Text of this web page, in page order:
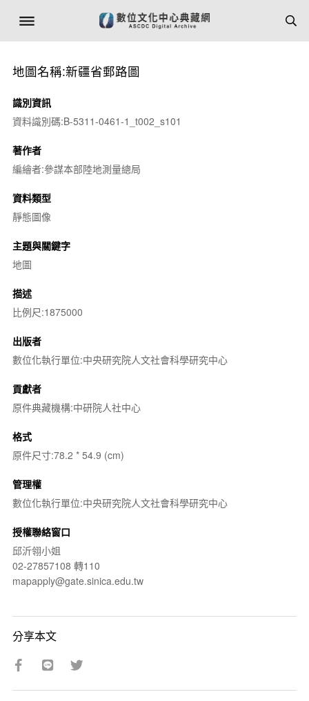
地圖名稱:新疆省郵路圖
識別資訊
資料識別碼:B-5311-0461-1_t002_s101
著作者
編繪者:參謀本部陸地測量總局
資料類型
靜態圖像
主題與關鍵字
地圖
描述
比例尺:1875000
出版者
數位化執行單位:中央研究院人文社會科學研究中心
貢獻者
原件典藏機構:中研院人社中心
格式
原件尺寸:78.2 * 54.9 (cm)
管理權
數位化執行單位:中央研究院人文社會科學研究中心
授權聯絡窗口
邱沂翎小姐
02-27857108 轉110
mapapply@gate.sinica.edu.tw
分享本文